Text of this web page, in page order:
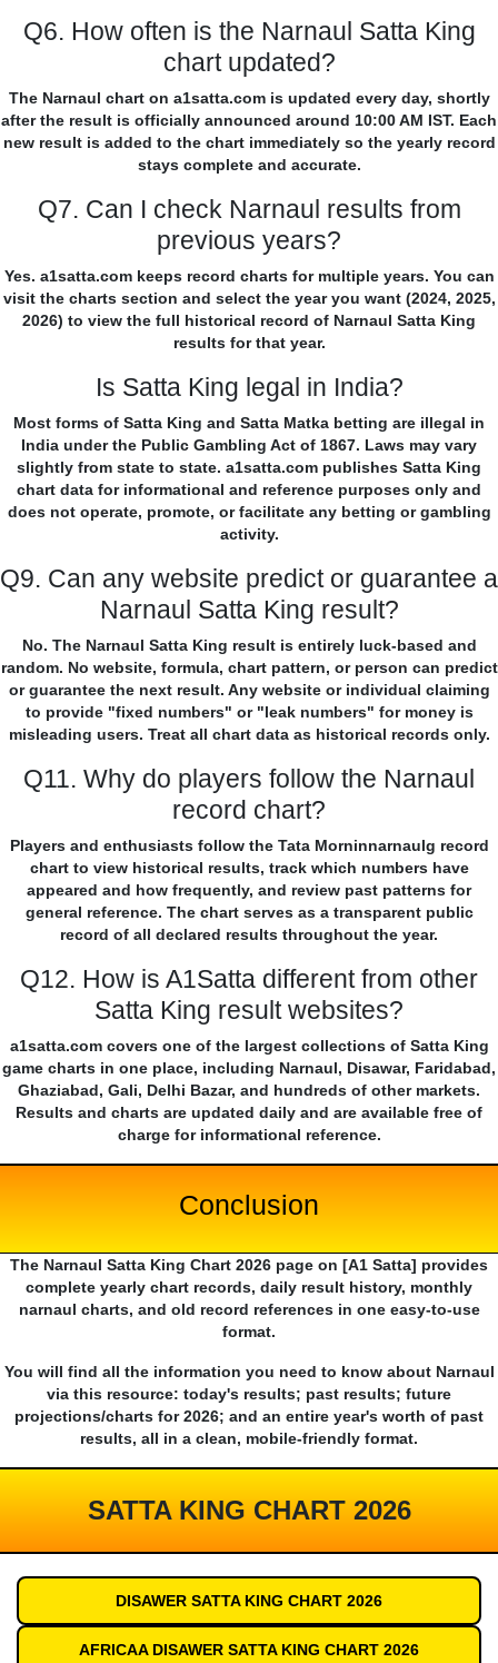
Q6. How often is the Narnaul Satta King
chart updated?
The Narnaul chart on a1satta.com is updated every day, shortly
after the result is officially announced around 10:00 AM IST. Each
new result is added to the chart immediately so the yearly record
stays complete and accurate.
Q7. Can I check Narnaul results from
previous years?
Yes. a1satta.com keeps record charts for multiple years. You can
visit the charts section and select the year you want (2024, 2025,
2026) to view the full historical record of Narnaul Satta King
results for that year.
Is Satta King legal in India?
Most forms of Satta King and Satta Matka betting are illegal in
India under the Public Gambling Act of 1867. Laws may vary
slightly from state to state. a1satta.com publishes Satta King
chart data for informational and reference purposes only and
does not operate, promote, or facilitate any betting or gambling
activity.
Q9. Can any website predict or guarantee a
Narnaul Satta King result?
No. The Narnaul Satta King result is entirely luck-based and
random. No website, formula, chart pattern, or person can predict
or guarantee the next result. Any website or individual claiming
to provide "fixed numbers" or "leak numbers" for money is
misleading users. Treat all chart data as historical records only.
Q11. Why do players follow the Narnaul
record chart?
Players and enthusiasts follow the Tata Morninnarnaulg record
chart to view historical results, track which numbers have
appeared and how frequently, and review past patterns for
general reference. The chart serves as a transparent public
record of all declared results throughout the year.
Q12. How is A1Satta different from other
Satta King result websites?
a1satta.com covers one of the largest collections of Satta King
game charts in one place, including Narnaul, Disawar, Faridabad,
Ghaziabad, Gali, Delhi Bazar, and hundreds of other markets.
Results and charts are updated daily and are available free of
charge for informational reference.
Conclusion
The Narnaul Satta King Chart 2026 page on [A1 Satta] provides
complete yearly chart records, daily result history, monthly
narnaul charts, and old record references in one easy-to-use
format.
You will find all the information you need to know about Narnaul
via this resource: today's results; past results; future
projections/charts for 2026; and an entire year's worth of past
results, all in a clean, mobile-friendly format.
SATTA KING CHART 2026
DISAWER SATTA KING CHART 2026
AFRICAA DISAWER SATTA KING CHART 2026